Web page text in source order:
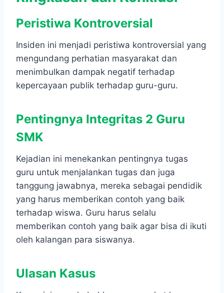
Peristiwa Kontroversial
Insiden ini menjadi peristiwa kontroversial yang
mengundang perhatian masyarakat dan
menimbulkan dampak negatif terhadap
kepercayaan publik terhadap guru-guru.
Pentingnya Integritas 2 Guru
SMK
Kejadian ini menekankan pentingnya tugas
guru untuk menjalankan tugas dan juga
tanggung jawabnya, mereka sebagai pendidik
yang harus memberikan contoh yang baik
terhadap wiswa. Guru harus selalu
memberikan contoh yang baik agar bisa di ikuti
oleh kalangan para siswanya.
Ulasan Kasus